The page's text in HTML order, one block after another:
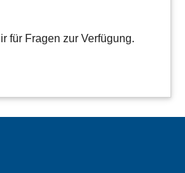
für Fragen zur Verfügung.